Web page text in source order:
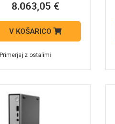
8.063,05 €
V KOŠARICO
Primerjaj z ostalimi